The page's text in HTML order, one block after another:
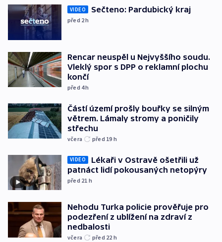
VIDEO Sečteno: Pardubický kraj
před 2h
Rencar neuspěl u Nejvyššího soudu.
Vleklý spor s DPP o reklamní plochu
končí
před 4h
Částí území prošly bouřky se silným
větrem. Lámaly stromy a poničily
střechu
včera před 19 h
VIDEO
Lékaři v Ostravě ošetřili už
patnáct lidí pokousaných netopýry
před 21 h
Nehodu Turka policie prověřuje pro
podezření z ublížení na zdraví z
nedbalosti
včera před 22 h